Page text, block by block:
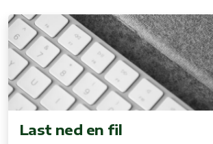
Last ned en fil